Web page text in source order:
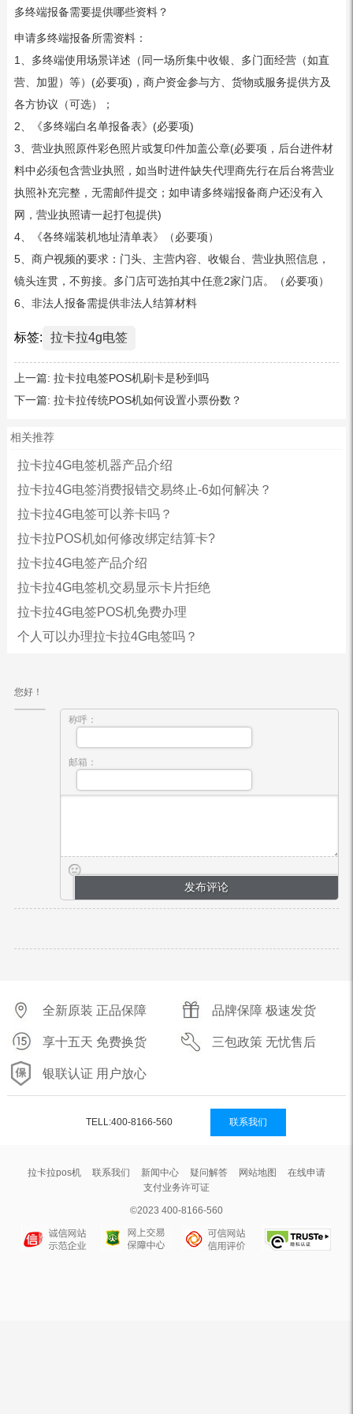
多终端报备需要提供哪些资料？
申请多终端报备所需资料：
1、多终端使用场景详述（同一场所集中收银、多门面经营（如直
营、加盟）等）(必要项)，商户资金参与方、货物或服务提供方及
各方协议（可选）；
2、《多终端白名单报备表》(必要项)
3、营业执照原件彩色照片或复印件加盖公章(必要项，后台进件材
料中必须包含营业执照，如当时进件缺失代理商先行在后台将营业
执照补充完整，无需邮件提交；如申请多终端报备商户还没有入
网，营业执照请一起打包提供)
4、《各终端装机地址清单表》（必要项）
5、商户视频的要求：门头、主营内容、收银台、营业执照信息，
镜头连贯，不剪接。多门店可选拍其中任意2家门店。（必要项）
6、非法人报备需提供非法人结算材料
标签: 拉卡拉4g电签
上一篇: 拉卡拉电签POS机刷卡是秒到吗
下一篇: 拉卡拉传统POS机如何设置小票份数？
相关推荐
拉卡拉4G电签机器产品介绍
拉卡拉4G电签消费报错交易终止-6如何解决？
拉卡拉4G电签可以养卡吗？
拉卡拉POS机如何修改绑定结算卡?
拉卡拉4G电签产品介绍
拉卡拉4G电签机交易显示卡片拒绝
拉卡拉4G电签POS机免费办理
个人可以办理拉卡拉4G电签吗？
您好！
称呼：
邮箱：
全新原装 正品保障 品牌保障 极速发货
享十五天 免费换货 三包政策 无忧售后
银联认证 用户放心
TELL:400-8166-560 联系我们
拉卡拉pos机 联系我们 新闻中心 疑问解答 网站地图
在线申请
支付业务许可证
©2023 400-8166-560